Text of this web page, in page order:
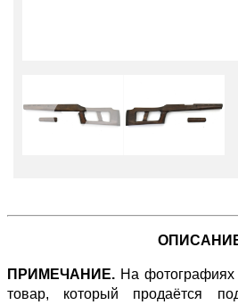
ПРИМЕЧАНИЕ. На фотографиях
товар, который продаётся